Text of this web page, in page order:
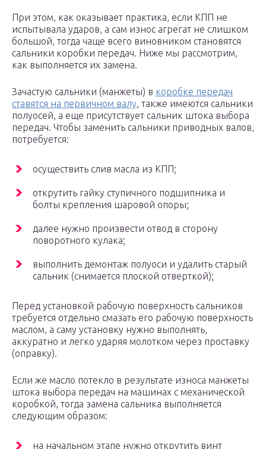
При этом, как оказывает практика, если КПП не
испытывала ударов, а сам износ агрегат не слишком
большой, тогда чаще всего виновником становятся
сальники коробки передач. Ниже мы рассмотрим,
как выполняется их замена.
Зачастую сальники (манжеты) в коробке передач
ставятся на первичном валу, также имеются сальники
полуосей, а еще присутствует сальник штока выбора
передач. Чтобы заменить сальники приводных валов,
потребуется:
осуществить слив масла из КПП;
открутить гайку ступичного подшипника и
болты крепления шаровой опоры;
далее нужно произвести отвод в сторону
поворотного кулака;
выполнить демонтаж полуоси и удалить старый
сальник (снимается плоской отверткой);
Перед установкой рабочую поверхность сальников
требуется отдельно смазать его рабочую поверхность
маслом, а саму установку нужно выполнять,
аккуратно и легко ударяя молотком через проставку
(оправку).
Если же масло потекло в результате износа манжеты
штока выбора передач на машинах с механической
коробкой, тогда замена сальника выполняется
следующим образом:
на начальном этапе нужно открутить винт